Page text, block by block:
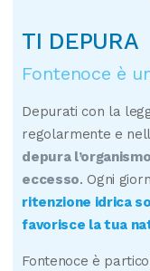
TI DEPURA
Fontenoce è
Depurati con la
regolarmente e
depura
eccesso. Ogni
ritenzione idrica
favorisce la tua
Fontenoce è